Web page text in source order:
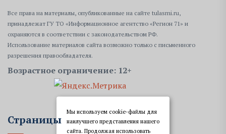
Все права на материалы, опубликованные на сайте tulasmi.ru,
принадлежат ГУ ТО «Информационное агентство «Регион 71» и
охраняются в соответствии с законодательством РФ.
Использование материалов сайта возможно только с письменного
разрешения правообладателя.
Возрастное ограничение: 12+
Страницы
Мы используем cookie-файлы для
наилучшего представления нашего
сайта. Продолжая использовать